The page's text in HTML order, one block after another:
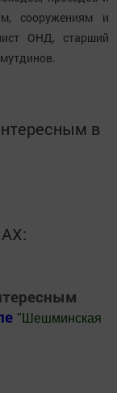
сооружениям и
ОНД, старший
в
" Шешминская